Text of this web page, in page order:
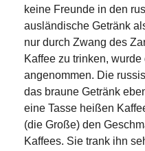
keine Freunde in den
ausländische Getränk
nur durch Zwang des
Kaffee zu trinken,
angenommen. Die
das braune Getränk
eine Tasse heißen
(die Große) den
Kaffees. Sie trank ihn